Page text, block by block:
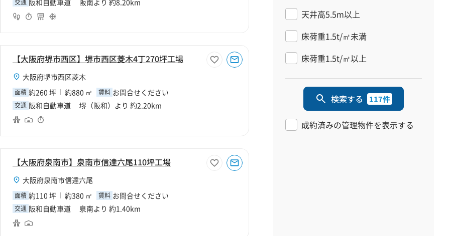
【大阪府堺市西区】堺市西区菱木4丁270坪工場
大阪府堺市西区菱木
面積 約260 坪 約880 ㎡ 賃料 お問合せください
交通 阪和自動車道 堺（阪和）より 約2.20km
【大阪府泉南市】泉南市信達六尾110坪工場
大阪府泉南市信達六尾
面積 約110 坪 約380 ㎡ 賃料 お問合せください
交通 阪和自動車道 泉南より 約1.40km
天井高5.5m以上
床荷重1.5t/㎡未満
床荷重1.5t/㎡以上
検索する 117件
成約済みの管理物件を表示する